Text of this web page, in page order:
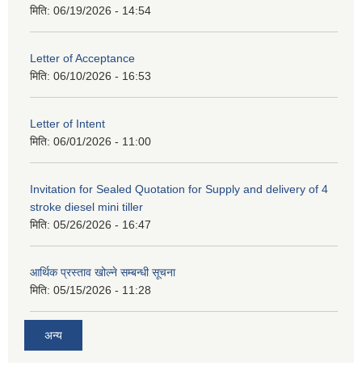
मिति: 06/19/2026 - 14:54
Letter of Acceptance
मिति: 06/10/2026 - 16:53
Letter of Intent
मिति: 06/01/2026 - 11:00
Invitation for Sealed Quotation for Supply and delivery of 4
stroke diesel mini tiller
मिति: 05/26/2026 - 16:47
आर्थिक प्रस्ताव खोल्ने सम्बन्धी सूचना
मिति: 05/15/2026 - 11:28
अन्य